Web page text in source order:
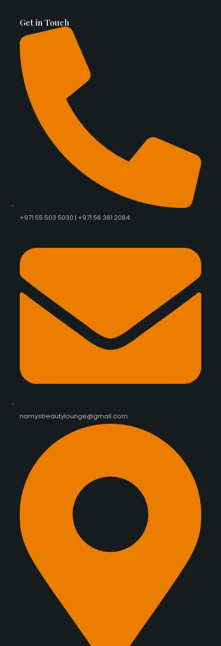
Get in Touch
+971 55 503 5030 | +971 56 381 2084
namysbeautylounge@gmail.com